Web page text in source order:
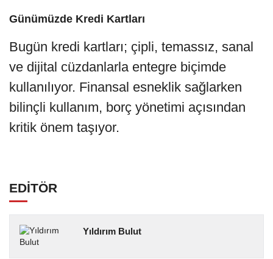
Günümüzde Kredi Kartları
Bugün kredi kartları; çipli, temassız, sanal
ve dijital cüzdanlarla entegre biçimde
kullanılıyor. Finansal esneklik sağlarken
bilinçli kullanım, borç yönetimi açısından
kritik önem taşıyor.
EDİTÖR
Yıldırım Bulut